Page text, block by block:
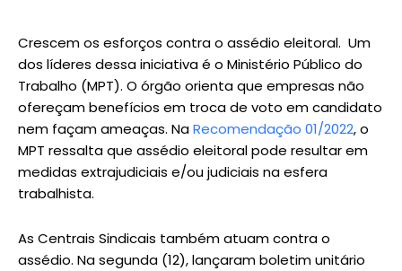
Crescem os esforços contra o assédio eleitoral. Um
dos líderes dessa iniciativa é o Ministério Público do
Trabalho (MPT). O órgão orienta que empresas não
ofereçam benefícios em troca de voto em candidato
nem façam ameaças. NaRecomendação 01/2022, o
MPT ressalta que assédio eleitoral pode resultar em
medidas extrajudiciais e/ou judiciais na esfera
trabalhista.
As Centrais Sindicais também atuam contra o
assédio. Na segunda (12), lançaram boletim unitário